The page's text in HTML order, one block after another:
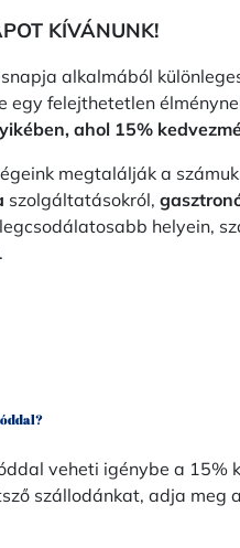
KÍVÁNUNK!
alkalmából
egy felejthetetlen
ahol 15%
megtalálják a
szolgáltatásokról,
helyein,
veheti igénybe a
szállodánkat, adja meg